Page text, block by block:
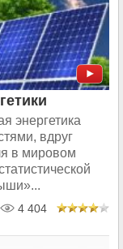
энергетика
вдруг
в мировом
4 404